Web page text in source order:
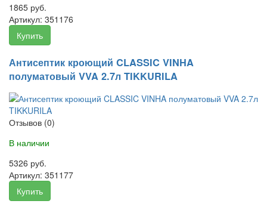
1865 руб.
Артикул: 351176
Купить
Антисептик кроющий CLASSIC VINHA
полуматовый VVA 2.7л TIKKURILA
Отзывов (0)
В наличии
5326 руб.
Артикул: 351177
Купить